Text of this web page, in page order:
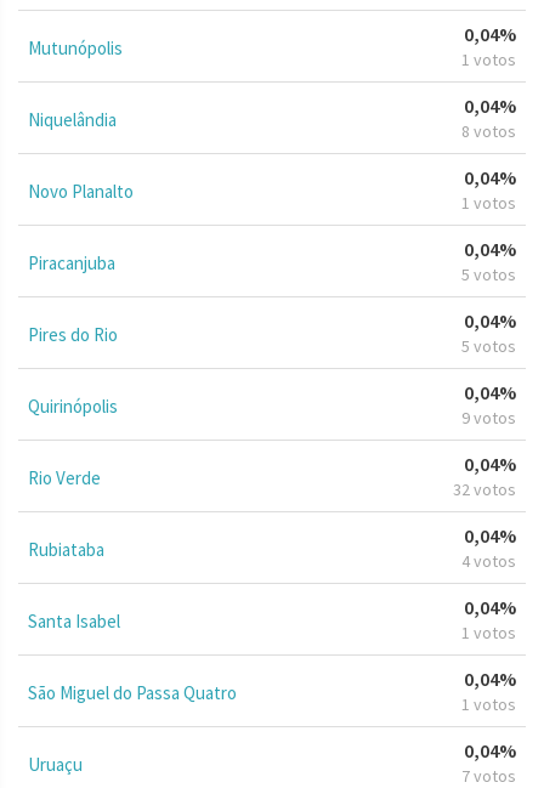
Mutunópolis
0,04%
1 votos
Niquelândia
0,04%
8 votos
Novo Planalto
0,04%
1 votos
Piracanjuba
0,04%
5 votos
Pires do Rio
0,04%
5 votos
Quirinópolis
0,04%
9 votos
Rio Verde
0,04%
32 votos
Rubiataba
0,04%
4 votos
Santa Isabel
0,04%
1 votos
São Miguel do Passa Quatro
0,04%
1 votos
Uruaçu
0,04%
7 votos